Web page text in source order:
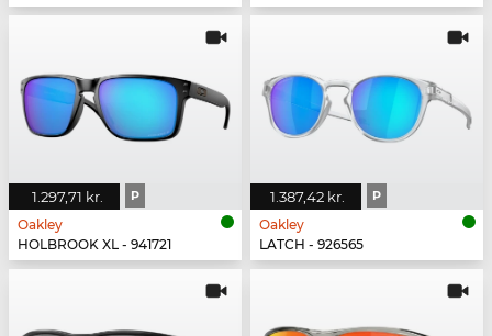
1.297,71 kr. P
Oakley
HOLBROOK XL - 941721
1.387,42 kr. P
Oakley
LATCH - 926565